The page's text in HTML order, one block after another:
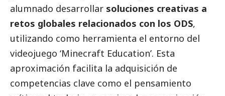
alumnado desarrollar soluciones creativas a
retos globales relacionados con los ODS,
utilizando como herramienta el entorno del
videojuego ‘Minecraft Education’. Esta
aproximación facilita la adquisición de
competencias clave como el pensamiento